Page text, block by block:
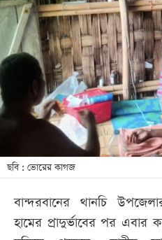
আন্তর্জাতিক
সারাদেশ
খেলা
বিনোদন
লাইফ
শিক্ষা
সব
বিভাগ
ছবি : ভোরের কাগজ
বান্দরবানের থানচি
হামের প্রাদুর্ভাবের পর এবার